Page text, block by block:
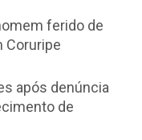
ferido de
Coruripe
após denúncia
de